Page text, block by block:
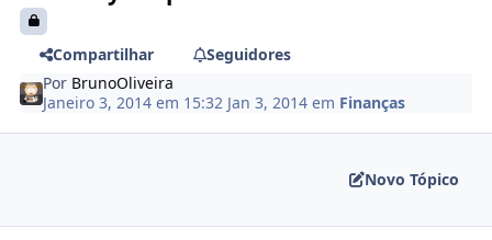
Compartilhar
Seguidores
Por BrunoOliveira
Janeiro 3, 2014 em 15:32 Jan 3, 2014 em Finanças
Novo Tópico